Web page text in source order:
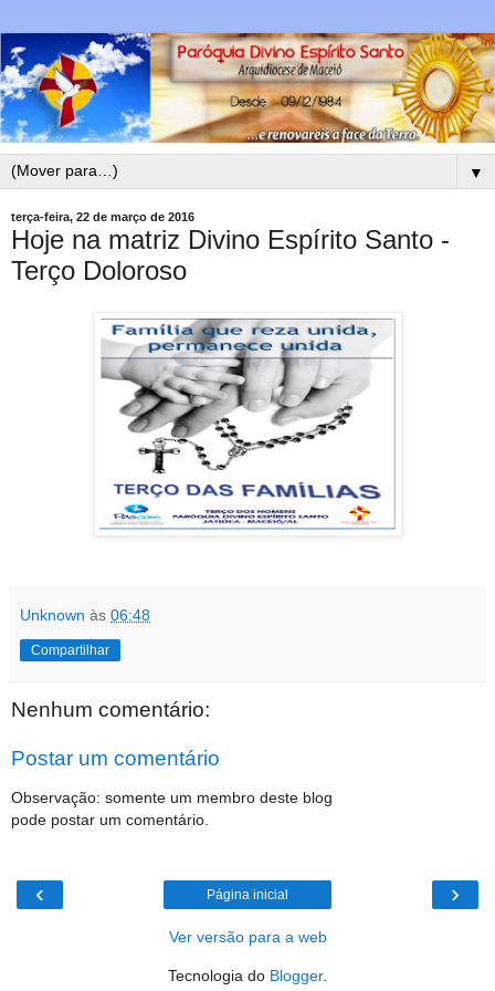
▼
terça-feira, 22 de março de 2016
Hoje na matriz Divino Espírito Santo -
Terço Doloroso
Unknown às 06:48
Compartilhar
Nenhum comentário:
Postar um comentário
Observação: somente um membro deste blog
pode postar um comentário.
‹ ›
Página inicial
Ver versão para a web
Tecnologia do Blogger.